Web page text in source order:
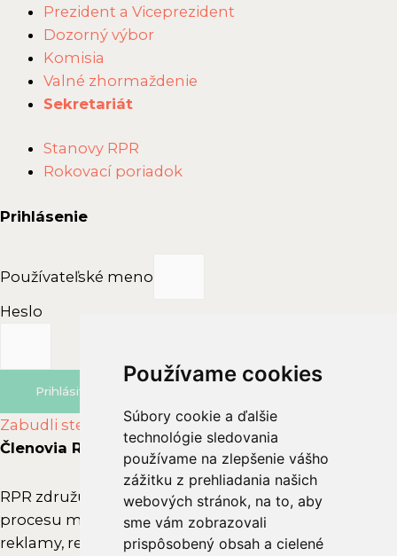
Používame cookies
Súbory cookie a ďalšie
technológie sledovania
používame na zlepšenie vášho
zážitku z prehliadania našich
webových stránok, na to, aby
sme vám zobrazovali
prispôsobený obsah a cielené
Používame cookies
Súbory cookie a ďalšie
technológie sledovania
používame na zlepšenie vášho
zážitku z prehliadania našich
webových stránok, na to, aby
sme vám zobrazovali
prispôsobený obsah a cielené
Menu Prezident a Viceprezident
Dozorný výbor
Komisia
Valné zhormaždenie
Sekretariát
Main
Menu
Stanovy RPR
Rokovací poriadok
Prihlásenie
Používateľské meno
Heslo
Prihlásiť sa
Zabudli ste heslo?
Členovia RPR
RPR združuje subjekty, ktoré aktívne vstupujú do
procesu marketingovej komunikácie – zadávateľov
reklamy, reklamné agentúry, branžové asociácie,